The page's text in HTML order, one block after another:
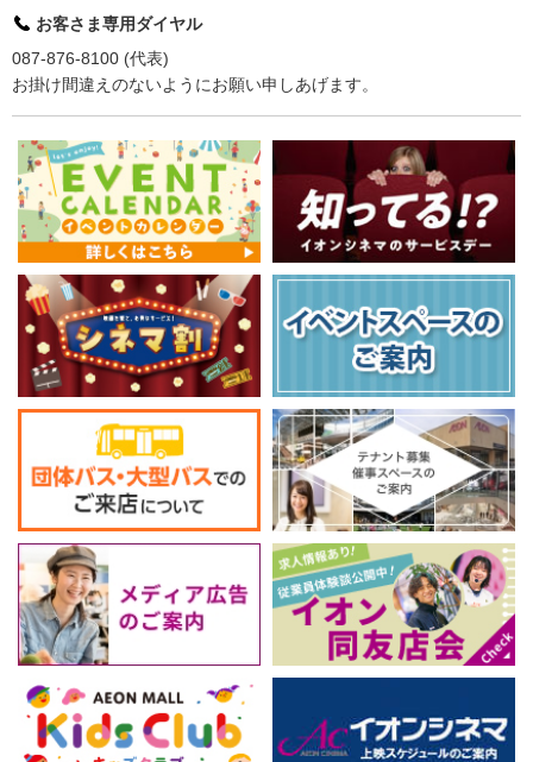
お客さま専用ダイヤル
087-876-8100 (代表)
お掛け間違えのないようにお願い申しあげます。